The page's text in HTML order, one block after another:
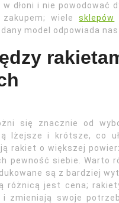
dłoni i nie powodować
zakupem; wielesklepów
model odpowiada
się znacznie od
lżejsze i krótsze, co
rakiet o większej
pewność siebie. Warto
są z bardziej
różnicą jest cena;
zmieniają swoje